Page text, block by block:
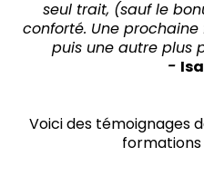
seul trait, (sauf le
conforté. Une
puis une autre plus
-
Voici des témoignages
formations